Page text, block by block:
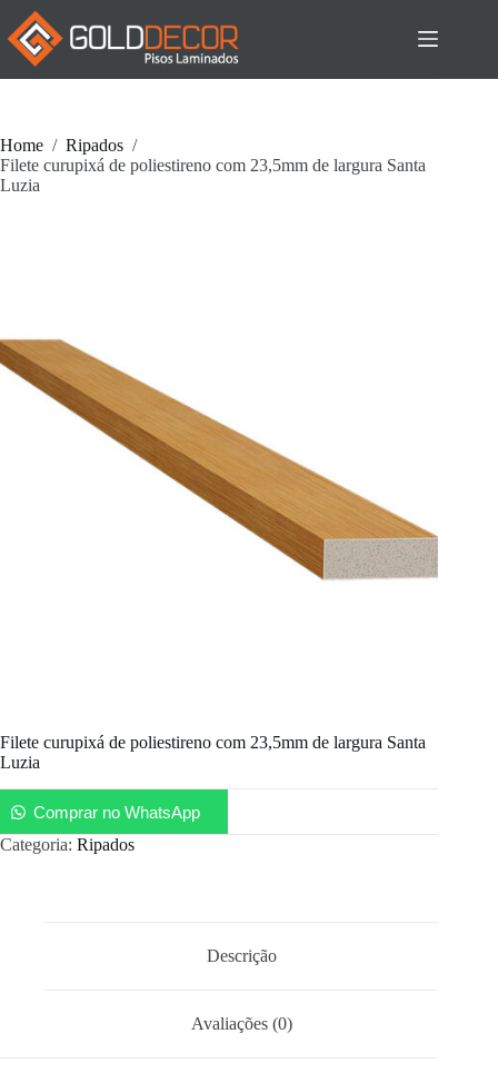
Pular
para
conteúdo
Home / Ripados /
Filete curupixá de poliestireno com 23,5mm de largura Santa
Luzia
Filete curupixá de poliestireno com 23,5mm de largura Santa
Luzia
Comprar no WhatsApp
Categoria: Ripados
Descrição
Avaliações (0)